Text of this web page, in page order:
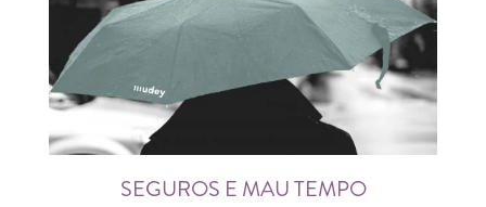
SEGUROS E MAU TEMPO